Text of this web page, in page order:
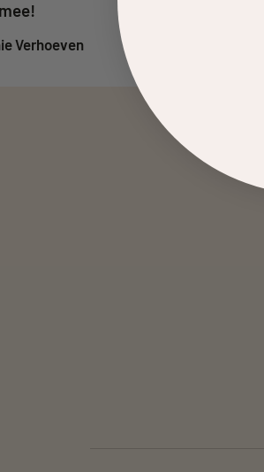
compleet toen ik de
van Gerrits Koffie ontdekte. Hij
en vol, zonder dat je het idee
missen. Ik heb zelfs een extra
voor mijn ouders, omdat zij
van genieten. Eindelijk een